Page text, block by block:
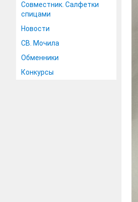
Совместник. Салфетки
спицами
Новости
СВ. Мочила
Обменники
Конкурсы